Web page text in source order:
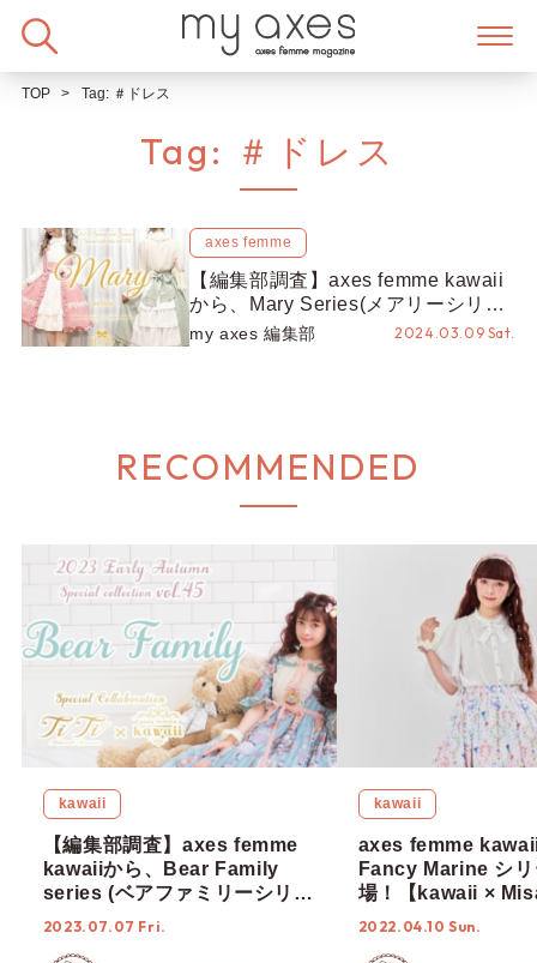
TOP Tag: ＃ドレス
Tag: ＃ドレス
axes femme
【編集部調査】axes femme kawaii
から、Mary Series(メアリーシリー
ズ)が新登場！
my axes 編集部 2024.03.09 Sat.
RECOMMENDED
kawaii
【編集部調査】axes femme
kawaiiから、Bear Family
series (ベアファミリーシリー
ズ)が新登場♡【TiTi × kawaii
2023.07.07 Fri.
kawaii
axes femme
Fancy Marine シリ
場！【kawaii ×
& RinRin Doll 】
2022.04.10 Sun.